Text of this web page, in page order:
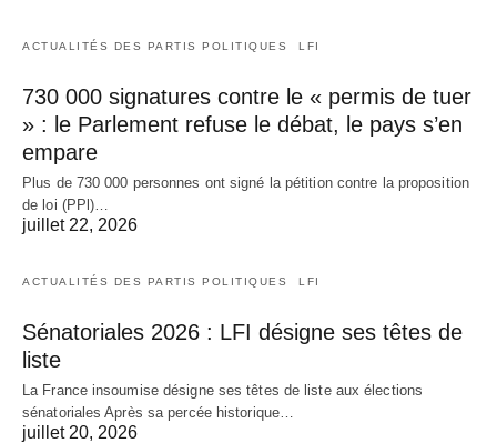
ACTUALITÉS DES PARTIS POLITIQUES LFI
730 000 signatures contre le « permis de tuer
» : le Parlement refuse le débat, le pays s’en
empare
Plus de 730 000 personnes ont signé la pétition contre la proposition
de loi (PPl)…
juillet 22, 2026
ACTUALITÉS DES PARTIS POLITIQUES LFI
Sénatoriales 2026 : LFI désigne ses têtes de
liste
La France insoumise désigne ses têtes de liste aux élections
sénatoriales Après sa percée historique…
juillet 20, 2026